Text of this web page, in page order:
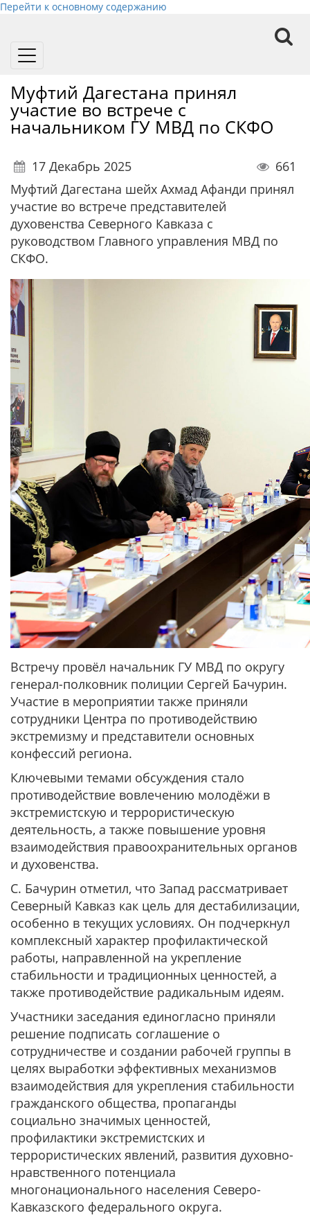
Перейти к основному содержанию
Toggle
Муфтий Дагестана принял
участие во встрече с
начальником ГУ МВД по СКФО
17 Декабрь 2025
661
Муфтий Дагестана шейх Ахмад Афанди принял
участие во встрече представителей
духовенства Северного Кавказа с
руководством Главного управления МВД по
СКФО.
Встречу провёл начальник ГУ МВД по округу
генерал-полковник полиции Сергей Бачурин.
Участие в мероприятии также приняли
сотрудники Центра по противодействию
экстремизму и представители основных
конфессий региона.
Ключевыми темами обсуждения стало
противодействие вовлечению молодёжи в
экстремистскую и террористическую
деятельность, а также повышение уровня
взаимодействия правоохранительных органов
и духовенства.
С. Бачурин отметил, что Запад рассматривает
Северный Кавказ как цель для дестабилизации,
особенно в текущих условиях. Он подчеркнул
комплексный характер профилактической
работы, направленной на укрепление
стабильности и традиционных ценностей, а
также противодействие радикальным идеям.
Участники заседания единогласно приняли
решение подписать соглашение о
сотрудничестве и создании рабочей группы в
целях выработки эффективных механизмов
взаимодействия для укрепления стабильности
гражданского общества, пропаганды
социально значимых ценностей,
профилактики экстремистских и
террористических явлений, развития духовно-
нравственного потенциала
многонационального населения Северо-
Кавказского федерального округа.